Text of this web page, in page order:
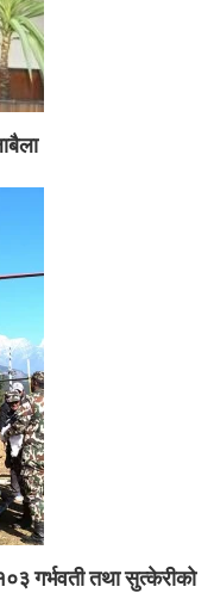
गर्भवती तथा सुत्केरीको